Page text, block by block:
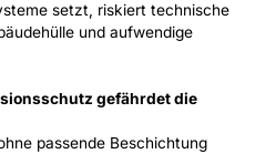
setzt, riskiert technische
und aufwendige
gefährdet die
passende Beschichtung